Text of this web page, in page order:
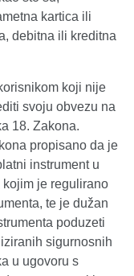
kartica ili
debitna ili kreditna
koji nije
svoju obvezu na
18. Zakona.
propisano da je
instrument u
je regulirano
te je dužan
poduzeti
sigurnosnih
u ugovoru s